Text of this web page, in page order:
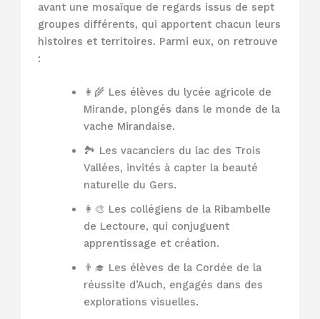
avant une mosaïque de regards issus de sept
groupes différents, qui apportent chacun leurs
histoires et territoires. Parmi eux, on retrouve
:
👩‍🌾 Les élèves du lycée agricole de
Mirande, plongés dans le monde de la
vache Mirandaise.
🏞️ Les vacanciers du lac des Trois
Vallées, invités à capter la beauté
naturelle du Gers.
👩‍🎨 Les collégiens de la Ribambelle
de Lectoure, qui conjuguent
apprentissage et création.
👨‍🎓 Les élèves de la Cordée de la
réussite d’Auch, engagés dans des
explorations visuelles.